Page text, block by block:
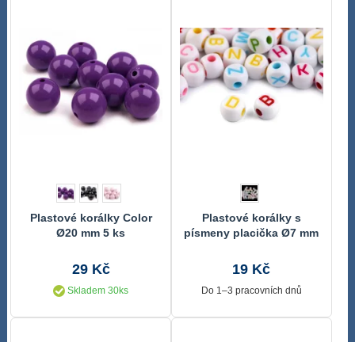
Plastové korálky Color
Ø20 mm 5 ks
29 Kč
Skladem 30ks
Plastové korálky s
písmeny placička Ø7 mm
19 Kč
Do 1–3 pracovních dnů